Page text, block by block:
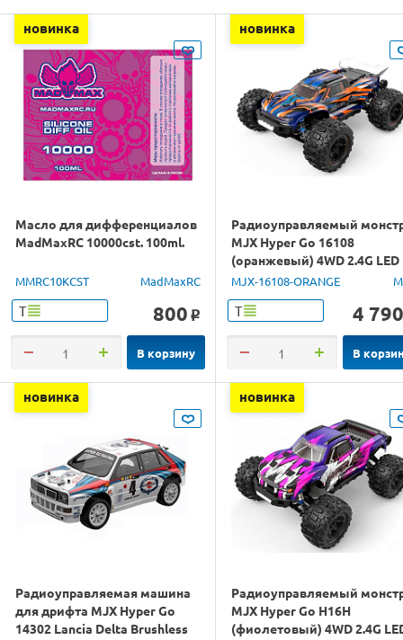
новинка
Масло для дифференциалов
MadMaxRC 10000cst. 100ml.
MMRC10KCST MadMaxRC
Т 800 o
В корзину
новинка
Радиоуправляемый
MJX Hyper Go 16108
(оранжевый) 4WD 2.4G LED
1/16 RTR
MJX-16108-ORANGE
Т 4 790
В
новинка
Радиоуправляемая машина
для дрифта MJX Hyper Go
14302 Lancia Delta Brushless
новинка
Радиоуправляемый
MJX Hyper Go H16H
(фиолетовый) 4WD 2.4G